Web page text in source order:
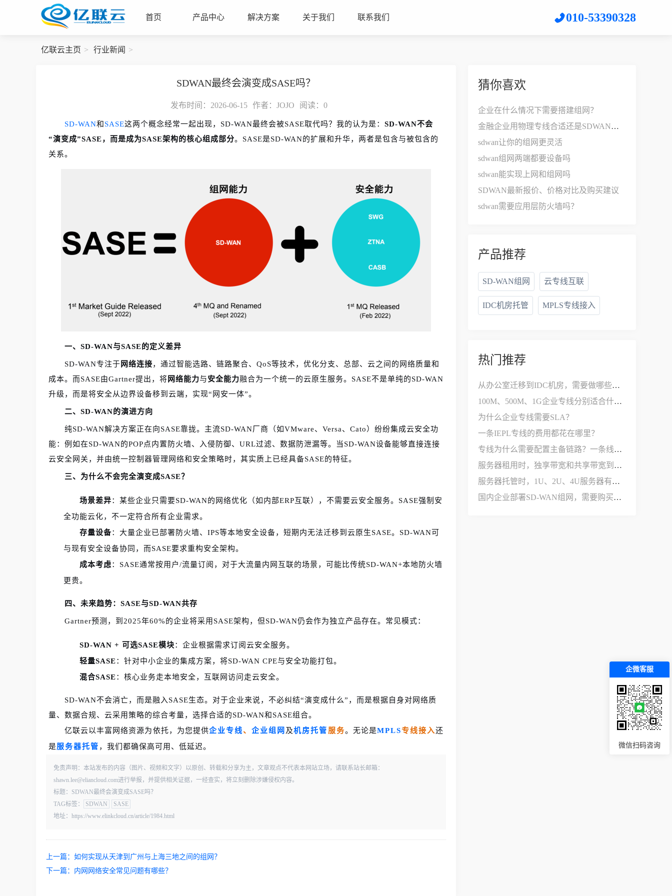
首页 产品中心 解决方案 关于我们 联系我们 010-53390328
亿联云主页 行业新闻
SDWAN最终会演变成SASE吗？
发布时间：2026-06-15 作者：JOJO 阅读： 0
SD-WAN和 SASE这两个概念经常一起出现，SD-WAN最终会被SASE取代吗？我的认为是： SD-WAN不会
“演变成”SASE，而是成为SASE架构的核心组成部分。SASE是SD-WAN的扩展和升华，两者是包含与被包含的
关系。
一、SD-WAN与SASE的定义差异
SD-WAN专注于 网络连接，通过智能选路、链路聚合、QoS等技术，优化分支、总部、云之间的网络质量和
成本。而SASE由Gartner提出，将 网络能力与安全能力融合为一个统一的云原生服务。SASE不是单纯的SD-WAN
升级，而是将安全从边界设备移到云端，实现“网安一体”。
二、SD-WAN的演进方向
纯SD-WAN解决方案正在向SASE靠拢。主流SD-WAN厂商（如VMware、Versa、Cato）纷纷集成云安全功
能：例如在SD-WAN的POP点内置防火墙、入侵防御、URL过滤、数据防泄漏等。当SD-WAN设备能够直接连接
云安全网关，并由统一控制器管理网络和安全策略时，其实质上已经具备SASE的特征。
三、为什么不会完全演变成SASE？
场景差异：某些企业只需要SD-WAN的网络优化（如内部ERP互联），不需要云安全服务。SASE强制安
全功能云化，不一定符合所有企业需求。
存量设备：大量企业已部署防火墙、IPS等本地安全设备，短期内无法迁移到云原生SASE。SD-WAN可
与现有安全设备协同，而SASE要求重构安全架构。
成本考虑：SASE通常按用户/流量订阅，对于大流量内网互联的场景，可能比传统SD-WAN+本地防火墙
更贵。
四、未来趋势：SASE与SD-WAN共存
Gartner预测，到2025年60%的企业将采用SASE架构，但SD-WAN仍会作为独立产品存在。常见模式：
SD-WAN + 可选SASE模块：企业根据需求订阅云安全服务。
轻量SASE：针对中小企业的集成方案，将SD-WAN CPE与安全功能打包。
混合SASE：核心业务走本地安全，互联网访问走云安全。
SD-WAN不会消亡，而是融入SASE生态。对于企业来说，不必纠结“演变成什么”，而是根据自身对网络质
量、数据合规、云采用策略的综合考量，选择合适的SD-WAN和SASE组合。
亿联云以丰富网络资源为依托，为您提供企业专线、企业组网 及机房托管 服务。无论是MPLS专线接入还
是服务器托管 ，我们都确保高可用、低延迟。
免责声明：本站发布的内容（图片、视频和文字）以原创、转载和分享为主，文章观点不代表本网站立场，请联系站长邮箱：
shawn.lee@eliancloud.com进行举报，并提供相关证据，一经查实，将立刻删除涉嫌侵权内容。
标题：SDWAN最终会演变成SASE吗？
TAG标签：
SDWAN
SASE
地址：https://www.elinkcloud.cn/article/1984.html
上一篇： 如何实现从天津到广州与上海三地之间的组网？
下一篇： 内网网络安全常见问题有哪些？
猜你喜欢
企业在什么情况下需要搭建组网？
金融企业用物理专线合适还是SDWAN比较好？
sdwan让你的组网更灵活
sdwan组网两端都要设备吗
sdwan能实现上网和组网吗
SDWAN最新报价、价格对比及购买建议
sdwan需要应用层防火墙吗？
产品推荐
SD-WAN组网 云专线互联
IDC机房托管 MPLS专线接入
热门推荐
从办公室迁移到IDC机房，需要做哪些网络改造？
100M、500M、1G企业专线分别适合什么公司？
为什么企业专线需要SLA？
一条IEPL专线的费用都花在哪里？
专线为什么需要配置主备链路？一条线路不够用吗？
服务器租用时，独享带宽和共享带宽到底有什么区别？
服务器托管时，1U、2U、4U服务器有什么区别？
国内企业部署SD-WAN组网，需要购买哪些设备和服务？
企微客服
微信扫码咨询